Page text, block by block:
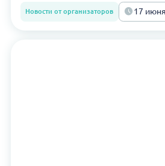
Новости от организаторов 17